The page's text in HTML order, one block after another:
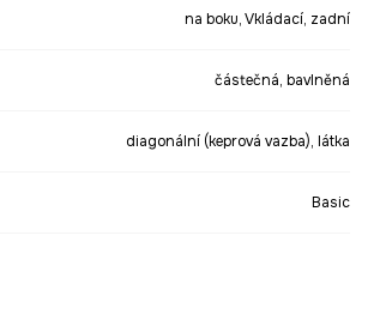
na boku, Vkládací, zadní
částečná, bavlněná
diagonální (keprová vazba), látka
Basic